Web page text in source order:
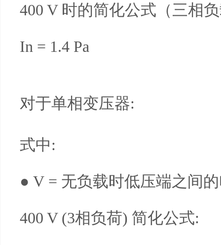
400 V 时的简化公式（三相
In = 1.4 Pa
对于单相变压器:
式中:
● V = 无负载时低压端之间
400 V (3相负荷) 简化公式: